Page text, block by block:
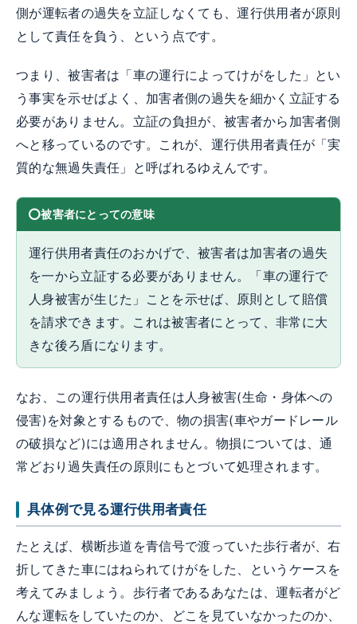
側が運転者の過失を立証しなくても、運行供用者が原則
として責任を負う、という点です。
つまり、被害者は「車の運行によってけがをした」とい
う事実を示せばよく、加害者側の過失を細かく立証する
必要がありません。立証の負担が、被害者から加害者側
へと移っているのです。これが、運行供用者責任が「実
質的な無過失責任」と呼ばれるゆえんです。
被害者にとっての意味
運行供用者責任のおかげで、被害者は加害者の過失
を一から立証する必要がありません。「車の運行で
人身被害が生じた」ことを示せば、原則として賠償
を請求できます。これは被害者にとって、非常に大
きな後ろ盾になります。
なお、この運行供用者責任は人身被害(生命・身体への
侵害)を対象とするもので、物の損害(車やガードレール
の破損など)には適用されません。物損については、通
常どおり過失責任の原則にもとづいて処理されます。
具体例で見る運行供用者責任
たとえば、横断歩道を青信号で渡っていた歩行者が、右
折してきた車にはねられてけがをした、というケースを
考えてみましょう。歩行者であるあなたは、運転者がど
んな運転をしていたのか、どこを見ていなかったのか、